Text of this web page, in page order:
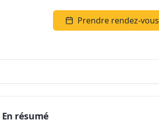
Prendre rendez-vous
En résumé